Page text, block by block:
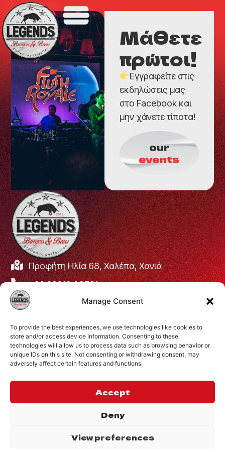
Manage Consent
To provide the best experiences, we use technologies like cookies to
store and/or access device information. Consenting to these
technologies will allow us to process data such as browsing behavior or
unique IDs on this site. Not consenting or withdrawing consent, may
adversely affect certain features and functions.
Accept
Deny
View preferences
Μάθετε
πρώτοι!
Εγγραφείτε στις
εκδηλώσεις μας
στο Facebook και
μην χάνετε τίποτα!
our
events
Προφήτη Ηλία 68, Χαλέπα, Χανιά
+30 28210 08731
info@legendsburgers.gr
Δευτέρα με Παρασκευή16:00 – 24:00
Σάββατο14:00 – 24:00
Κυριακή12:00 – 24:00
ΣΥΝΔΕΘΕΙΤΕ ΜΑΖΙ
©2024 Legends.Privacy Policy. Website by